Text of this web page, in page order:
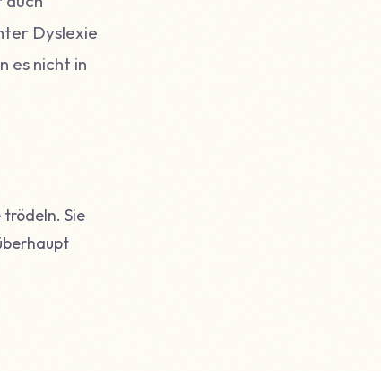
Dyslexie
es nicht in
trödeln. Sie